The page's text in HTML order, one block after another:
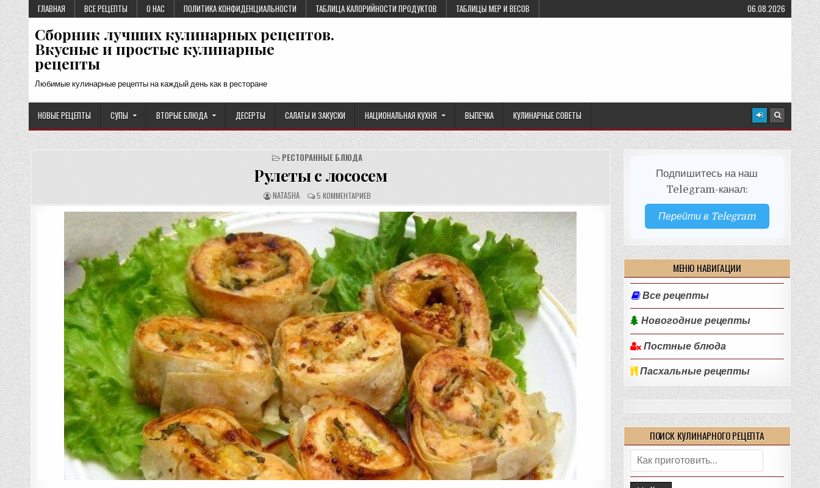
Перейти
к
содержимому
ГЛАВНАЯ ВСЕ РЕЦЕПТЫ О НАС ПОЛИТИКА КОНФИДЕНЦИАЛЬНОСТИ ТАБЛИЦА КАЛОРИЙНОСТИ ПРОДУКТОВ ТАБЛИЦЫ МЕР И ВЕСОВ 06.08.2026
Сборник лучших кулинарных рецептов.
Вкусные и простые кулинарные
рецепты
Любимые кулинарные рецепты на каждый день как в ресторане
НОВЫЕ РЕЦЕПТЫ СУПЫ ВТОРЫЕ БЛЮДА ДЕСЕРТЫ САЛАТЫ И ЗАКУСКИ НАЦИОНАЛЬНАЯ КУХНЯ ВЫПЕЧКА КУЛИНАРНЫЕ СОВЕТЫ
РЕСТОРАННЫЕ БЛЮДА
Рулеты с лососем
А
В
Т
О
Р
Р
Е
Ц
Е
П
Т
А
:
NATASHA О
Т
З
Ы
5 КОММЕНТАРИЕВ
Подпишитесь на наш
Telegram-канал:
Перейти в Telegram
МЕНЮ НАВИГАЦИИ
Все рецепты
Новогодние рецепты
Постные блюда
Пасхальные рецепты
ПОИСК КУЛИНАРНОГО РЕЦЕПТА
Поиск: